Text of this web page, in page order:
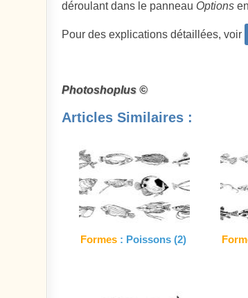
déroulant dans le panneau Options
Pour des explications détaillées, voir
Photoshoplus ©
Articles Similaires :
Formes : Poissons (2)